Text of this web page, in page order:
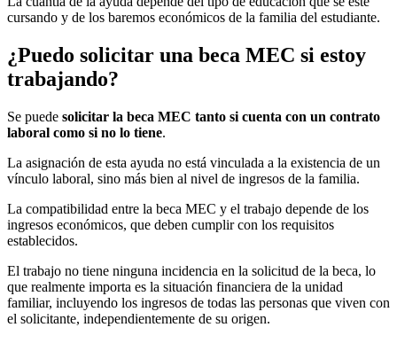
cursando y de los baremos económicos de la familia del estudiante.
¿Puedo solicitar una beca MEC si estoy
trabajando?
Se puede solicitar la beca MEC tanto si cuenta con un contrato
laboral como si no lo tiene.
La asignación de esta ayuda no está vinculada a la existencia de un
vínculo laboral, sino más bien al nivel de ingresos de la familia.
La compatibilidad entre la beca MEC y el trabajo depende de los
ingresos económicos, que deben cumplir con los requisitos
establecidos.
El trabajo no tiene ninguna incidencia en la solicitud de la beca, lo
que realmente importa es la situación financiera de la unidad
familiar, incluyendo los ingresos de todas las personas que viven con
el solicitante, independientemente de su origen.